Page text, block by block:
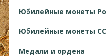
Юбилейные монеты
Юбилейные монеты
Медали и ордена